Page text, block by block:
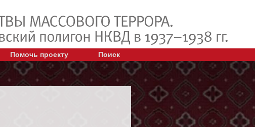
Помочь проекту Поиск